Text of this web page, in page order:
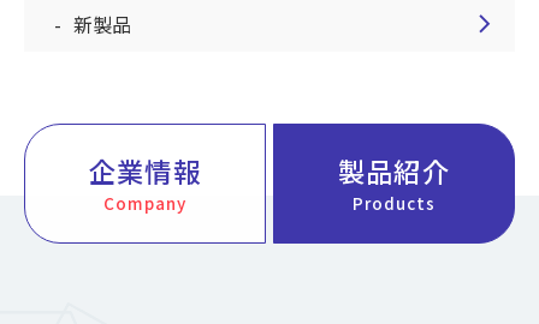
新製品 chevron_right
企業情報
Company
製品紹介
Products